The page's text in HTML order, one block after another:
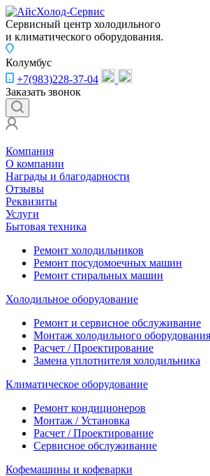
Сервисный центр холодильного
и климатического оборудования.
Колумбус
+7(983)228-37-04
Заказать звонок
Компания
О компании
Награды и благодарности
Отзывы
Реквизиты
Услуги
Бытовая техника
Ремонт холодильников
Ремонт посудомоечных машин
Ремонт стиральных машин
Холодильное оборудование
Ремонт и сервисное обслуживание
Монтаж холодильного оборудования
Расчет / Проектирование
Замена уплотнителя холодильника
Климатическое оборудование
Ремонт кондиционеров
Монтаж / Установка
Расчет / Проектирование
Сервисное обслуживание
Кофемашины и кофеварки